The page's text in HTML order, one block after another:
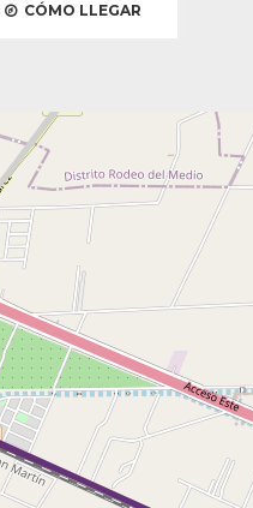
CÓMO LLEGAR